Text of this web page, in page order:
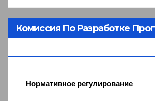
Комиссия По Разработке
Нормативное регулирование